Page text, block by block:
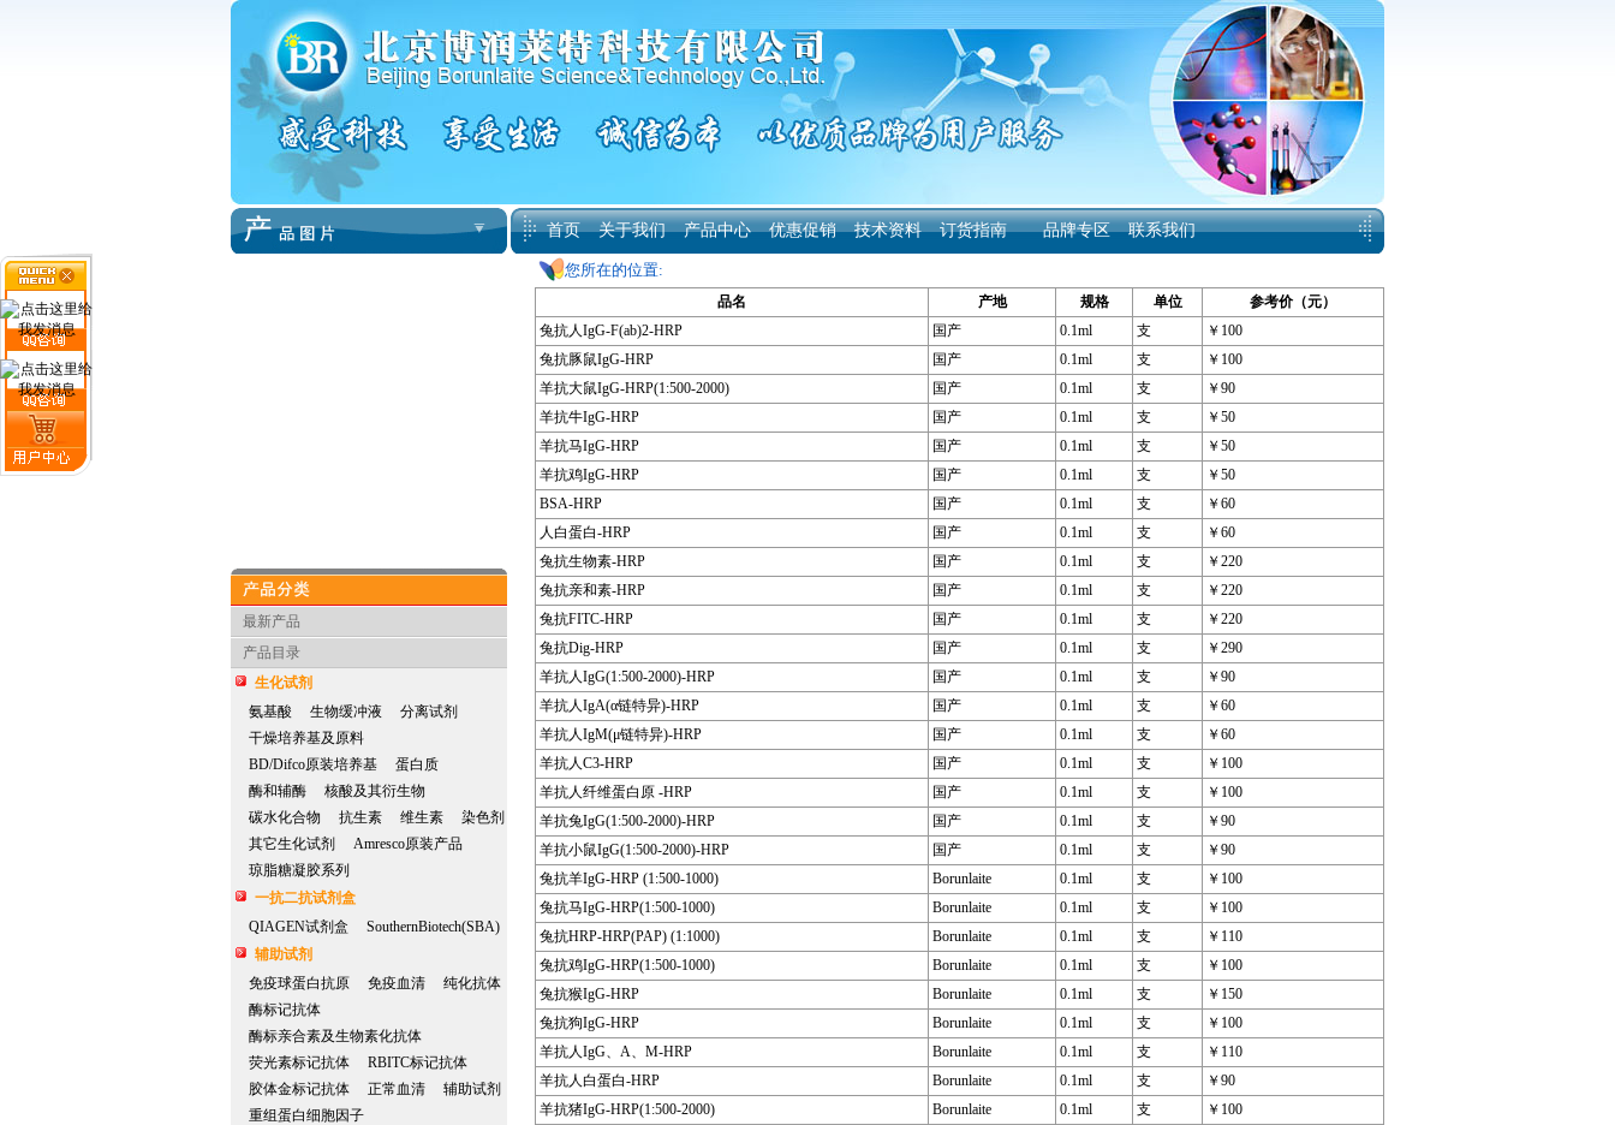
首页 关于我们 产品中心 优惠促销 技术资料 订货指南 品牌专区 联系我们
产品分类
最新产品
产品目录
生化试剂
氨基酸
生物缓冲液
分离试剂
干燥培养基及原料
BD/Difco原装培养基
蛋白质
酶和辅酶
核酸及其衍生物
碳水化合物
抗生素 维生素
染色剂
其它生化试剂
Amresco原装产品
琼脂糖凝胶系列
一抗二抗试剂盒
QIAGEN试剂盒
SouthernBiotech(SBA)
辅助试剂
免疫球蛋白抗原
免疫血清
纯化抗体
酶标记抗体
酶标亲合素及生物素化抗体
荧光素标记抗体
RBITC标记抗体
胶体金标记抗体
正常血清
辅助试剂
重组蛋白细胞因子
您所在的位置:
品名 产地 规格 单位
参考价（元）
兔抗人IgG-F(ab)2-HRP
国产 0.1ml 支
￥100
兔抗豚鼠IgG-HRP
国产 0.1ml 支
￥100
羊抗大鼠IgG-HRP(1:500-2000)
国产 0.1ml 支
￥90
羊抗牛IgG-HRP
国产 0.1ml 支
￥50
羊抗马IgG-HRP
国产 0.1ml 支
￥50
羊抗鸡IgG-HRP
国产 0.1ml 支
￥50
BSA-HRP
国产 0.1ml 支
￥60
人白蛋白-HRP
国产 0.1ml 支
￥60
兔抗生物素-HRP
国产 0.1ml 支
￥220
兔抗亲和素-HRP
国产 0.1ml 支
￥220
兔抗FITC-HRP
国产 0.1ml 支
￥220
兔抗Dig-HRP
国产 0.1ml 支
￥290
羊抗人IgG(1:500-2000)-HRP
国产 0.1ml 支
￥90
羊抗人IgA(α链特异)-HRP
国产 0.1ml 支
￥60
羊抗人IgM(μ链特异)-HRP
国产 0.1ml 支
￥60
羊抗人C3-HRP
国产 0.1ml 支
￥100
羊抗人纤维蛋白原 -HRP
国产 0.1ml 支
￥100
羊抗兔IgG(1:500-2000)-HRP
国产 0.1ml 支
￥90
羊抗小鼠IgG(1:500-2000)-HRP
国产 0.1ml 支
￥90
兔抗羊IgG-HRP (1:500-1000)
Borunlaite 0.1ml 支
￥100
兔抗马IgG-HRP(1:500-1000)
Borunlaite 0.1ml 支
￥100
兔抗HRP-HRP(PAP) (1:1000)
Borunlaite 0.1ml 支
￥110
兔抗鸡IgG-HRP(1:500-1000)
Borunlaite 0.1ml 支
￥100
兔抗猴IgG-HRP
Borunlaite 0.1ml 支
￥150
兔抗狗IgG-HRP
Borunlaite 0.1ml 支
￥100
羊抗人IgG、A、M-HRP
Borunlaite 0.1ml 支
￥110
羊抗人白蛋白-HRP
Borunlaite 0.1ml 支
￥90
羊抗猪IgG-HRP(1:500-2000)
Borunlaite 0.1ml 支
￥100